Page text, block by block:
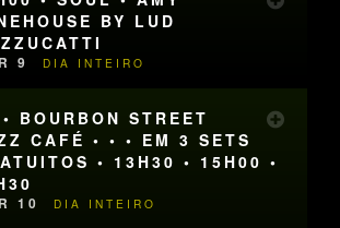
BY LUD
9 DIA INTEIRO
BOURBON STREET
CAFÉ • • • EM 3 SETS
• 13H30 • 15H00 •
10 DIA INTEIRO